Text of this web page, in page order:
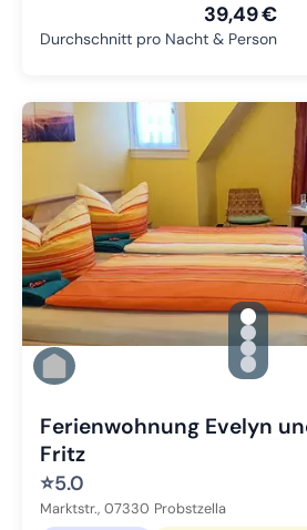
39,49 €
Durchschnitt pro Nacht & Person
Zu
Zu
Zu
Zu Slide
Ferienwohnung Evelyn
Fritz
⭐5.0
Marktstr., 07330 Probstzella